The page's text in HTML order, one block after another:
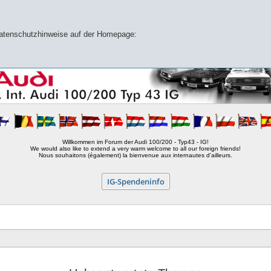
auf der Homepage:
Willkommen im Forum der Audi 100/200 - Typ43 - IG!
We would also like to extend a very warm welcome to all our foreign friends!
Nous souhaitons (également) la bienvenue aux internautes d'ailleurs.
IG-Spendeninfo